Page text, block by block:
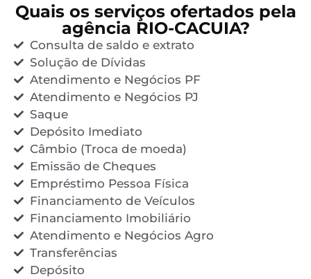
Quais os serviços ofertados pela
agência RIO-CACUIA?
Consulta de saldo e extrato
Solução de Dívidas
Atendimento e Negócios PF
Atendimento e Negócios PJ
Saque
Depósito Imediato
Câmbio (Troca de moeda)
Emissão de Cheques
Empréstimo Pessoa Física
Financiamento de Veículos
Financiamento Imobiliário
Atendimento e Negócios Agro
Transferências
Depósito